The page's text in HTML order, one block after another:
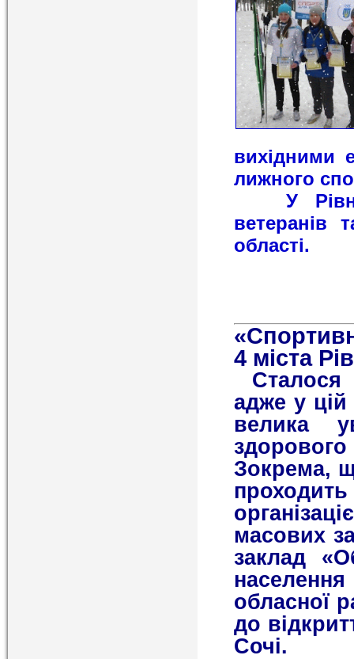
вихідними
лижного
У
ветеранів
області.
4 міста
адже у цій
велика
Зокрема,
масових
заклад
обласної
до
Сочі.